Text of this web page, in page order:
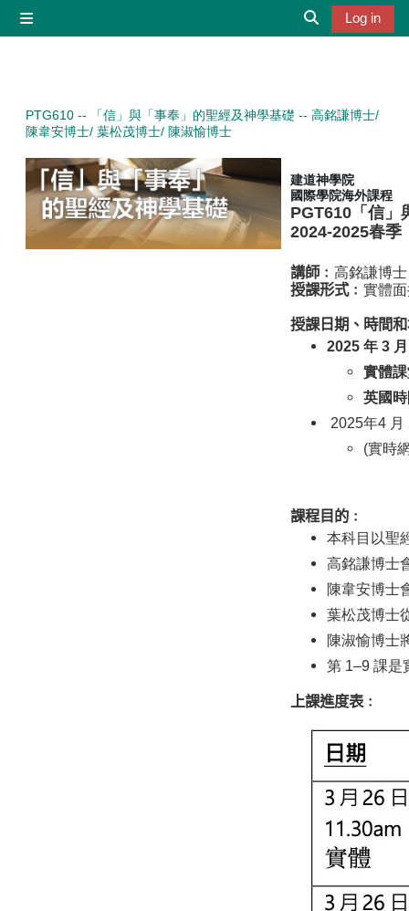
Log in
PTG610 -- 「信」與「事奉」的聖經及神學基礎 -- 高銘謙博士/
陳韋安博士/ 葉松茂博士/ 陳淑愉博士
建道神學院
國際學院海外課程
PGT610「信」
2024-2025春季
講師﹕高銘謙博
授課形式﹕實體
授課日期、時間
2025 年 3
實體
英國
2025年4
(實時
課程目的 ﹕
本科目以聖
高銘謙博士
陳韋安博士
葉松茂博士
陳淑愉博士
第 1–9 課是
上課進度表 ﹕